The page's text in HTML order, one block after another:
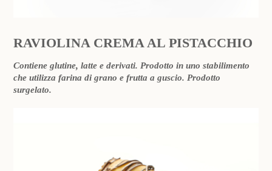
RAVIOLINA CREMA AL PISTACCHIO
Contiene glutine, latte e derivati. Prodotto in uno stabilimento
che utilizza farina di grano e frutta a guscio. Prodotto
surgelato.